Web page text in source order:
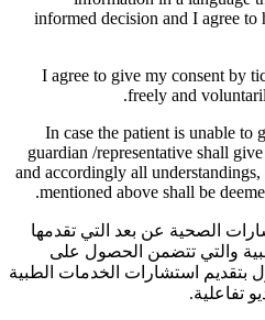
informed decision and I agree to
I agree to give my consent by
freely and
In case the patient is unable to
guardian /representative shall
and accordingly all
mentioned above shall be
الصحية عن بعد التي تقدمها
والتي تتضمن الحصول على
استشارات الخدمات الطبية
تفاعلية.